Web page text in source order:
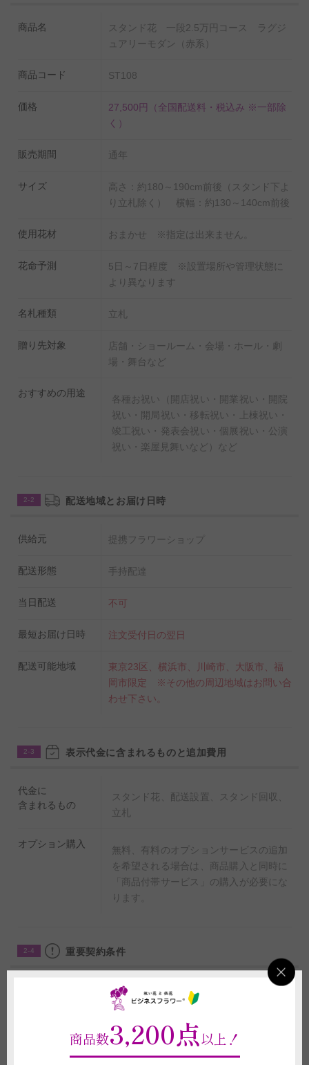
商品名
スタンド花 一段2.5万円コース ラグジ
ュアリーモダン（赤系）
商品コード ST108
価格 27,500円
（全国配送料・税込み ※一部除
く）
販売期間 通年
サイズ
高さ：約180～190cm前後（スタンド下よ
り立札除く） 横幅：約130～140cm前後
使用花材 おまかせ ※指定は出来ません。
花命予測
5日～7日程度 ※設置場所や管理状態に
より異なります
名札種類 立札
贈り先対象
店舗・ショールーム・会場・ホール・劇
場・舞台など
おすすめの用途
各種お祝い（開店祝い・開業祝い・開院
祝い・開局祝い・移転祝い・上棟祝い・
竣工祝い・発表会祝い・個展祝い・公演
祝い・楽屋見舞いなど）など
2-2 配送地域とお届け日時
供給元 提携フラワーショップ
配送形態 手持配達
当日配送 不可
最短お届け日時 注文受付日の翌日
配送可能地域
東京23区、横浜市、川崎市、大阪市、福
岡市限定 ※その他の周辺地域はお問い合
わせ下さい。
2-3 表示代金に含まれるものと追加費用
代金に
含まれるもの
スタンド花、配送設置、スタンド回収、
立札
オプション購入
無料、有料のオプションサービスの追加
を希望される場合は、商品購入と同時に
「商品付帯サービス」の購入が必要にな
ります。
2-4 重要契約条件
商品に関わる重要な注意事項
(1)掲載写真はイメージのため、花や葉の品種、色あい、デザイン、植物の
本数、ボリューム感などは仕入れ状況により異なります。また、札や花器
等、商品代金に含まれるものに記載されている資材の形状や素材等は掲載イ
メージ写真と異なる場合がございます。これらイメージ写真と現物との違い
商品数3,200点以上！